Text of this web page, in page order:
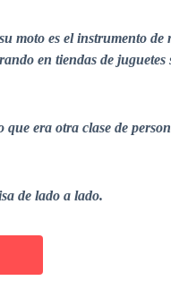
moto es el instrumento de
en tiendas de juguetes
que era otra clase de
de lado a lado.